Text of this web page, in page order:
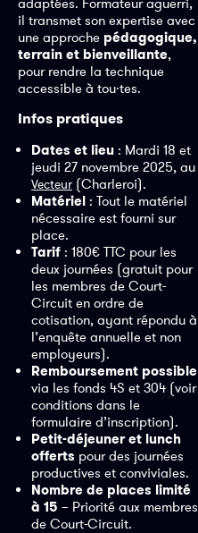
il transmet son expertise avec
une approche pédagogique,
terrain et bienveillante,
pour rendre la technique
accessible à tou·tes.
Infos pratiques
Dates et lieu : Mardi 18 et
jeudi 27 novembre 2025, au
Vecteur (Charleroi).
Matériel : Tout le matériel
nécessaire est fourni sur
place.
Tarif : 180€ TTC pour les
deux journées (gratuit pour
les membres de Court-
Circuit en ordre de
cotisation, ayant répondu à
l’enquête annuelle et non
employeurs).
Remboursement possible
via les fonds 4S et 304 (voir
conditions dans le
formulaire d’inscription).
Petit-déjeuner et lunch
offerts pour des journées
productives et conviviales.
Nombre de places limité
à 15 – Priorité aux membres
de Court-Circuit.